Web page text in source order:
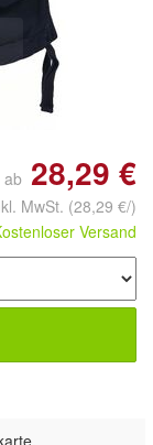
ab 28,29 €
MwSt. (28,29 €/)
Versand